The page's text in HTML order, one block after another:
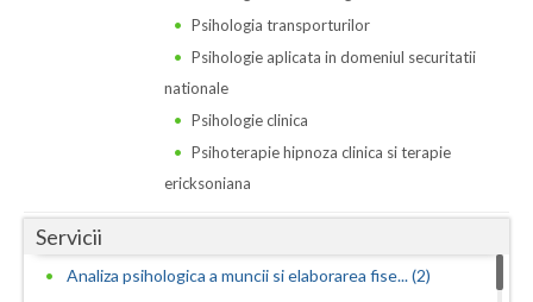
Mehedinti
Psihologia transporturilor
Psihologie aplicata in domeniul securitatii
nationale
Psihologie clinica
Psihoterapie hipnoza clinica si terapie
ericksoniana
Servicii
Analiza psihologica a muncii si elaborarea fise... (2)